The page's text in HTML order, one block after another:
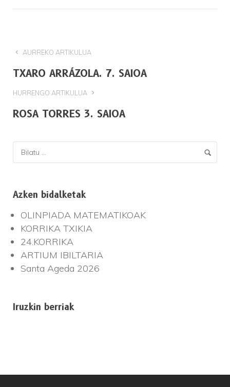
AURREKO ARTIKULUA
TXARO ARRÁZOLA. 7. SAIOA
HURRENGO ARTIKULUA
ROSA TORRES 3. SAIOA
Azken bidalketak
OLINPIADA MATEMATIKOAK
KORRIKA TXIKIA
24.KORRIKA
ARTIUM IBILTARIA
Santa Ageda 2026
Iruzkin berriak